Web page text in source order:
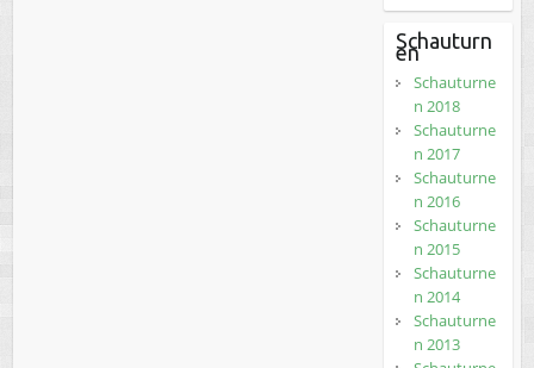
Schauturn
en
Schauturne
n 2018
Schauturne
n 2017
Schauturne
n 2016
Schauturne
n 2015
Schauturne
n 2014
Schauturne
n 2013